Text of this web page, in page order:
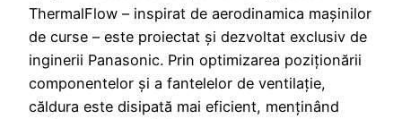
ThermalFlow – inspirat de aerodinamica mașinilor
de curse – este proiectat și dezvoltat exclusiv de
inginerii Panasonic. Prin optimizarea poziționării
componentelor și a fantelelor de ventilație,
căldura este disipată mai eficient, menținând